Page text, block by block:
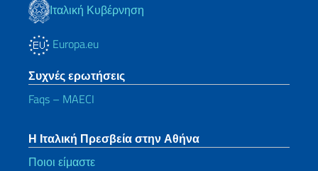
Ιταλική Κυβέρνηση
Europa.eu
Συχνές ερωτήσεις
Faqs – MAECI
Η Ιταλική Πρεσβεία στην Αθήνα
Ποιοι είμαστε